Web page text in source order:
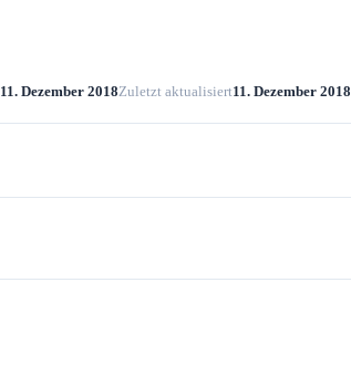
11. Dezember 2018Zuletzt aktualisiert11. Dezember 2018